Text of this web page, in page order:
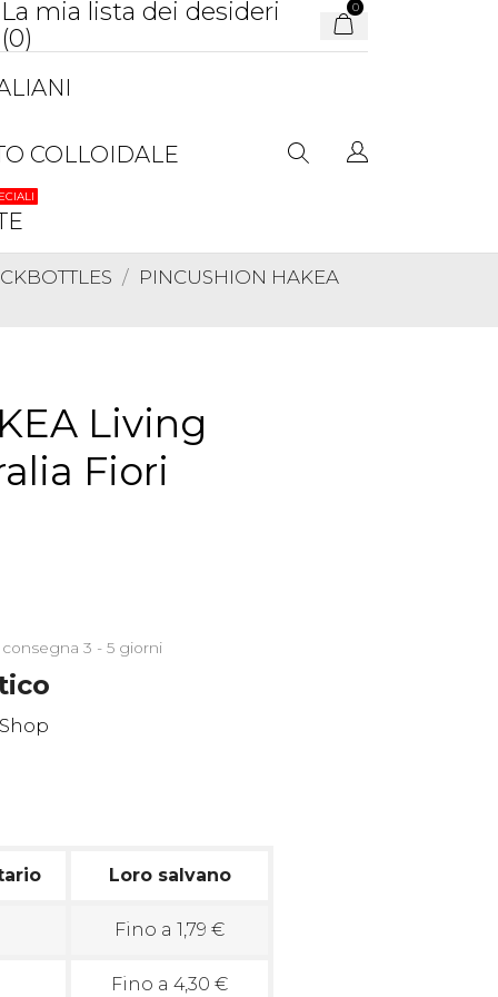
La mia lista dei desideri
(0)
0
COLLOIDALE
PINCUSHION HAKEA
Living
Fiori
3 - 5 giorni
Loro salvano
Fino a 1,79 €
Fino a 4,30 €